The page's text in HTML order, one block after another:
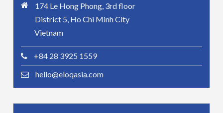
174 Le Hong Phong, 3rd floor
District 5, Ho Chi Minh City
Vietnam
+84 28 3925 1559
hello@eloqasia.com